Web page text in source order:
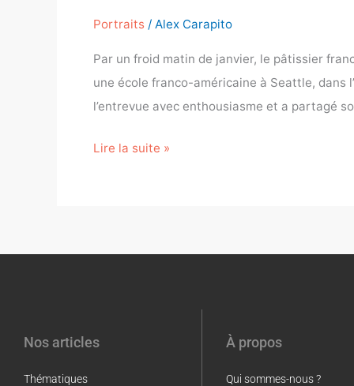
Portraits / Alex Carapito
Par un froid matin de janvier, le pâtissier
une école franco-américaine à Seattle, dans
l’entrevue avec enthousiasme et a partagé
Lire la suite »
Nos articles
Thématiques
À propos
Qui sommes-nous ?